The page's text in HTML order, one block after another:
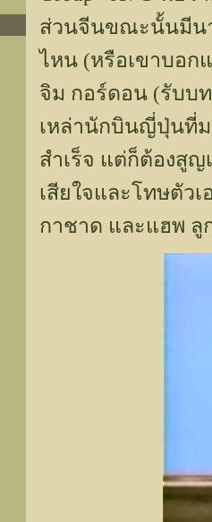
ส่วนจีนขณะนั้นมีนา
ไหน (หรือเขาบอก
จิม กอร์ดอน (รับบ
เหล่านักบินญี่ปุ่นที่
สำเร็จ แต่ก็ต้องสู
เสียใจและโทษตัว
กาชาด และแฮพ ลู